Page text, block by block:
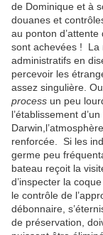
de Dominique et à
douanes et
au ponton
sont achevées !
La
administratifs en
percevoir les
assez singulière.
process un peu
l’établissement
renforcée.
Si les
germe peu
bateau reçoit la
d’inspecter la
le contrôle de
débonnaire,
de préservation,